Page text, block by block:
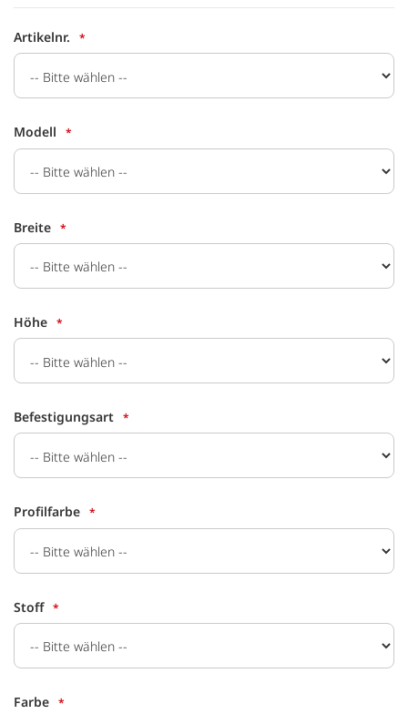
Artikelnr.
Modell
Breite
Höhe
Befestigungsart
Profilfarbe
Stoff
Farbe